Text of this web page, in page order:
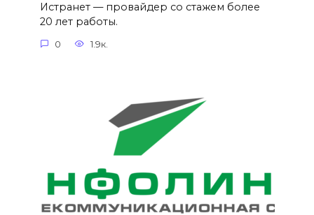
Истранет — провайдер со стажем более
20 лет работы.
0 1.9к.